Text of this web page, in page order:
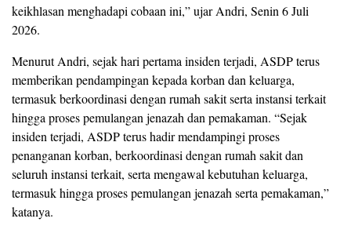
keikhlasan menghadapi cobaan ini,” ujar Andri, Senin 6 Juli
2026.
Menurut Andri, sejak hari pertama insiden terjadi, ASDP terus
memberikan pendampingan kepada korban dan keluarga,
termasuk berkoordinasi dengan rumah sakit serta instansi terkait
hingga proses pemulangan jenazah dan pemakaman. “Sejak
insiden terjadi, ASDP terus hadir mendampingi proses
penanganan korban, berkoordinasi dengan rumah sakit dan
seluruh instansi terkait, serta mengawal kebutuhan keluarga,
termasuk hingga proses pemulangan jenazah serta pemakaman,”
katanya.